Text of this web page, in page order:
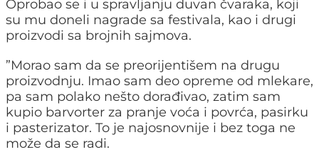
Oprobao se i u spravljanju duvan čvaraka, koji
su mu doneli nagrade sa festivala, kao i drugi
proizvodi sa brojnih sajmova.
”Morao sam da se preorijentišem na drugu
proizvodnju. Imao sam deo opreme od mlekare,
pa sam polako nešto dorađivao, zatim sam
kupio barvorter za pranje voća i povrća, pasirku
i pasterizator. To je najosnovnije i bez toga ne
može da se radi.